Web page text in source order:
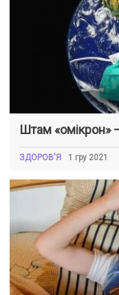
Штам «омікрон»
ЗДОРОВ'Я 1 гру 2021